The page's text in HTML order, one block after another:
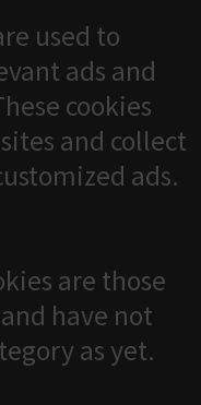
used to
ads and
cookies
and collect
ads.
are those
have not
as yet.